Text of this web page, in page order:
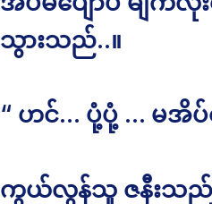
သွားသည်..။
“ ဟင်… ပုံ့ပုံ့ … မအိပ်
ကွယ်လွန်သူ ဇနီးသည်နှင့်